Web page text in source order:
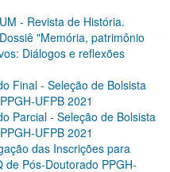
- Revista de História.
"Memória, patrimônio
Diálogos e reflexões
Final - Seleção de Bolsista
UFPB 2021
Parcial - Seleção de Bolsista
UFPB 2021
das Inscrições para
de Pós-Doutorado PPGH-